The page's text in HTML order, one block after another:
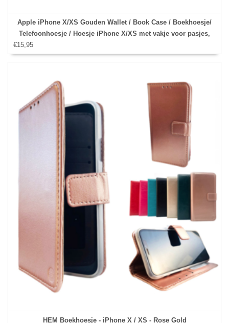
Apple iPhone X/XS Gouden Wallet / Book Case / Boekhoesje/
Telefoonhoesje / Hoesje iPhone X/XS met vakje voor pasjes,
€15,95
HEM Boekhoesje - iPhone X / XS - Rose Gold